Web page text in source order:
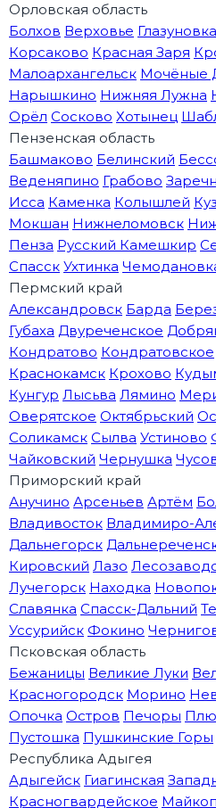
Орловская область
Болхов Верховье Глазуновка
Корсаково Красная Заря
Малоархангельск Мочёные
Нарышкино Нижняя Лужна
Орёл Сосково Хотынец
Пензенская область
Башмаково Белинский
Веденяпино Грабово
Исса Каменка Колышлей
Мокшан Нижнеломовск
Пенза Русский Камешкир
Спасск Ухтинка
Пермский край
Александровск Барда
Губаха Двуреченское
Кондратово Кондратовское
Краснокамск Крохово
Кунгур Лысьва Лямино
Оверятское Октябрьский
Соликамск Сылва Устиново
Чайковский Чернушка
Приморский край
Анучино Арсеньев Артём
Владивосток Владимиро-
Дальнегорск
Кировский Лазо
Лучегорск Находка
Славянка Спасск-Дальний
Уссурийск Фокино
Псковская область
Бежаницы Великие Луки
Красногородск Морино
Опочка Остров Печоры
Пустошка Пушкинские Горы
Республика Адыгея
Адыгейск Гиагинская
Красногвардейское Майкоп